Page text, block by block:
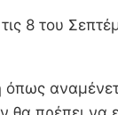
8 του